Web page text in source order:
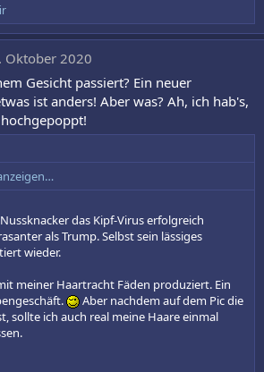
Oktober 2020
Gesicht passiert? Ein neuer
ist anders! Aber was? Ah, ich hab's,
das Kipf-Virus erfolgreich
als Trump. Selbst sein lässiges
wieder.
meiner Haartracht Fäden produziert. Ein
Aber nachdem auf dem Pic die
sollte ich auch real meine Haare einmal